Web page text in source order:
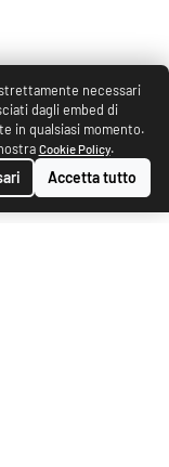
necessari
dagli embed di
in qualsiasi momento.
Cookie Policy.
Accetta tutto